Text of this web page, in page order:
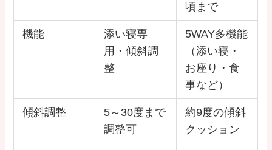
頃まで
機能
添い寝専
用・傾斜調
整
5WAY多機能
（添い寝・
お座り・食
事など）
傾斜調整
5～30度まで
調整可
約9度の傾斜
クッション